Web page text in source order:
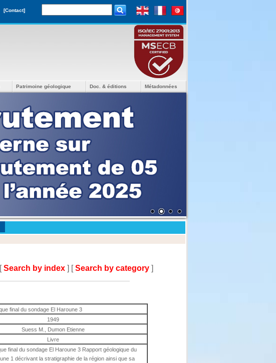
[Contact]
Patrimoine géologique Doc. & éditions Métadonnées
Search by index ] [Search by category ]
final du sondage El Haroune 3
1949
Suess M., Dumon Etienne
Livre
final du sondage El Haroune 3 Rapport géologique du
1 décrivant la stratigraphie de la région ainsi que sa